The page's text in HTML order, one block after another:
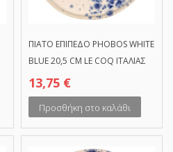
ΠΙΑΤΟ ΕΠΙΠΕΔΟ PHOBOS WHITE
BLUE 20,5 CM LE COQ ΙΤΑΛΙΑΣ
13,75 €
Προσθήκη στο καλάθι